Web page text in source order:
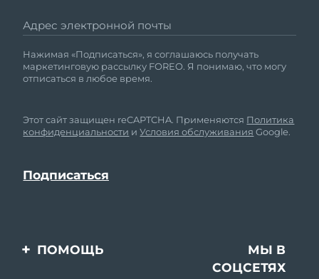
Адрес электронной почты
Нажимая «Подписаться», я соглашаюсь получать
маркетинговую рассылку FOREO. Я понимаю, что могу
отписаться в любое время.
Этот сайт защищен reCAPTCHA. Применяются Политика
конфиденциальности иУсловия обслуживания Google.
ПОМОЩЬ
МЫ В
СОЦСЕТЯХ